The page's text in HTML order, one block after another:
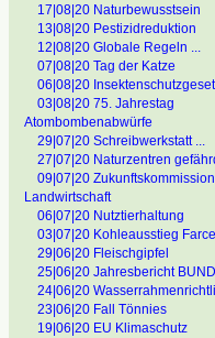
17|08|20 Naturbewusstsein
13|08|20 Pestizidreduktion
12|08|20 Globale Regeln ...
07|08|20 Tag der Katze
06|08|20
03|08|20 75. Jahrestag
Atombombenabwürfe
29|07|20 Schreibwerkstatt ...
27|07|20 Naturzentren
09|07|20 Zukunftskommission
Landwirtschaft
06|07|20 Nutztierhaltung
03|07|20 Kohleausstieg Farce
29|06|20 Fleischgipfel
25|06|20 Jahresbericht BUND
24|06|20
23|06|20 Fall Tönnies
19|06|20 EU Klimaschutz